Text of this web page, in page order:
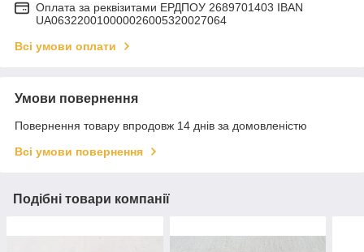
Оплата за реквізитами ЕРДПОУ 2689701403 IBAN
UA063220010000026005320027064
Всі умови оплати
Умови повернення
Повернення товару впродовж 14 днів за домовленістю
Всі умови повернення
Подібні товари компанії